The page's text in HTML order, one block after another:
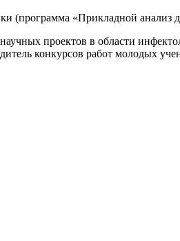
«Прикладной анализ
научных проектов в области
конкурсов работ молодых